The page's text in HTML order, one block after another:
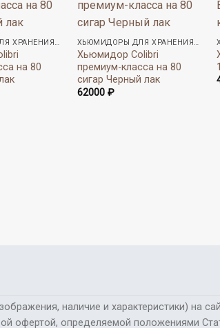
ХЬЮМИДОРЫ ДЛЯ ХРАНЕНИЯ СИГАР
на 80
ХЬЮМИДОРЫ ДЛЯ ХРАНЕНИЯ СИГАР
Хьюмидор Colibri
премиум-класса на 80
сигар Черный лак
62000 ₽
наличие и характеристики) на
офертой, определяемой положениями